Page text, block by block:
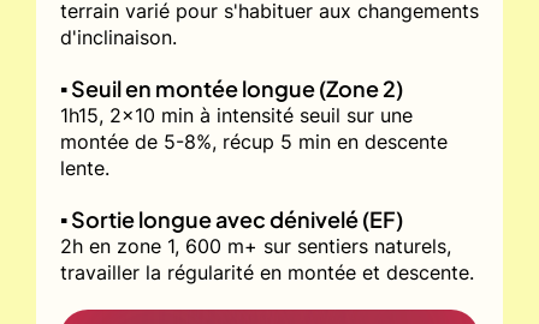
terrain varié pour s'habituer aux changements
d'inclinaison.
▪️ Seuil en montée longue (Zone 2)
1h15, 2x10 min à intensité seuil sur une
montée de 5-8%, récup 5 min en descente
lente.
▪️ Sortie longue avec dénivelé (EF)
2h en zone 1, 600 m+ sur sentiers naturels,
travailler la régularité en montée et descente.